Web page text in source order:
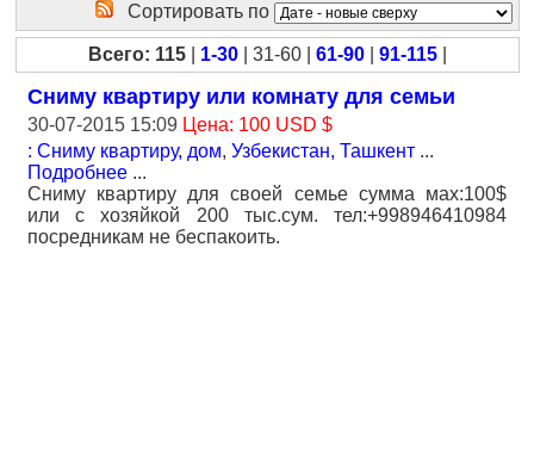
Сортировать по
Всего: 115 1-30 | 31-60 | 61-90 91-115
Сниму квартиру или комнату для семьи
30-07-2015 15:09 Цена: 100 USD $
: Сниму квартиру, дом, Узбекистан, Ташкент ...
Подробнее ...
Сниму квартиру для своей семье сумма мах:100$
или с хозяйкой 200 тыс.сум. тел:+998946410984
посредникам не беспакоить.